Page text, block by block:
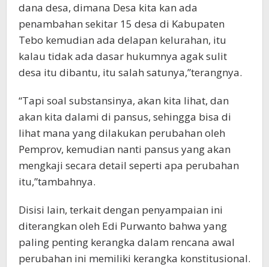
dana desa, dimana Desa kita kan ada
penambahan sekitar 15 desa di Kabupaten
Tebo kemudian ada delapan kelurahan, itu
kalau tidak ada dasar hukumnya agak sulit
desa itu dibantu, itu salah satunya,”terangnya.
“Tapi soal substansinya, akan kita lihat, dan
akan kita dalami di pansus, sehingga bisa di
lihat mana yang dilakukan perubahan oleh
Pemprov, kemudian nanti pansus yang akan
mengkaji secara detail seperti apa perubahan
itu,”tambahnya.
Disisi lain, terkait dengan penyampaian ini
diterangkan oleh Edi Purwanto bahwa yang
paling penting kerangka dalam rencana awal
perubahan ini memiliki kerangka konstitusional.